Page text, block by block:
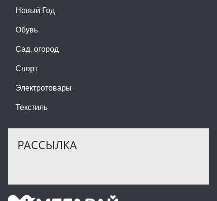
Новый Год
Обувь
Сад, огород
Спорт
Электротовары
Текстиль
РАССЫЛКА